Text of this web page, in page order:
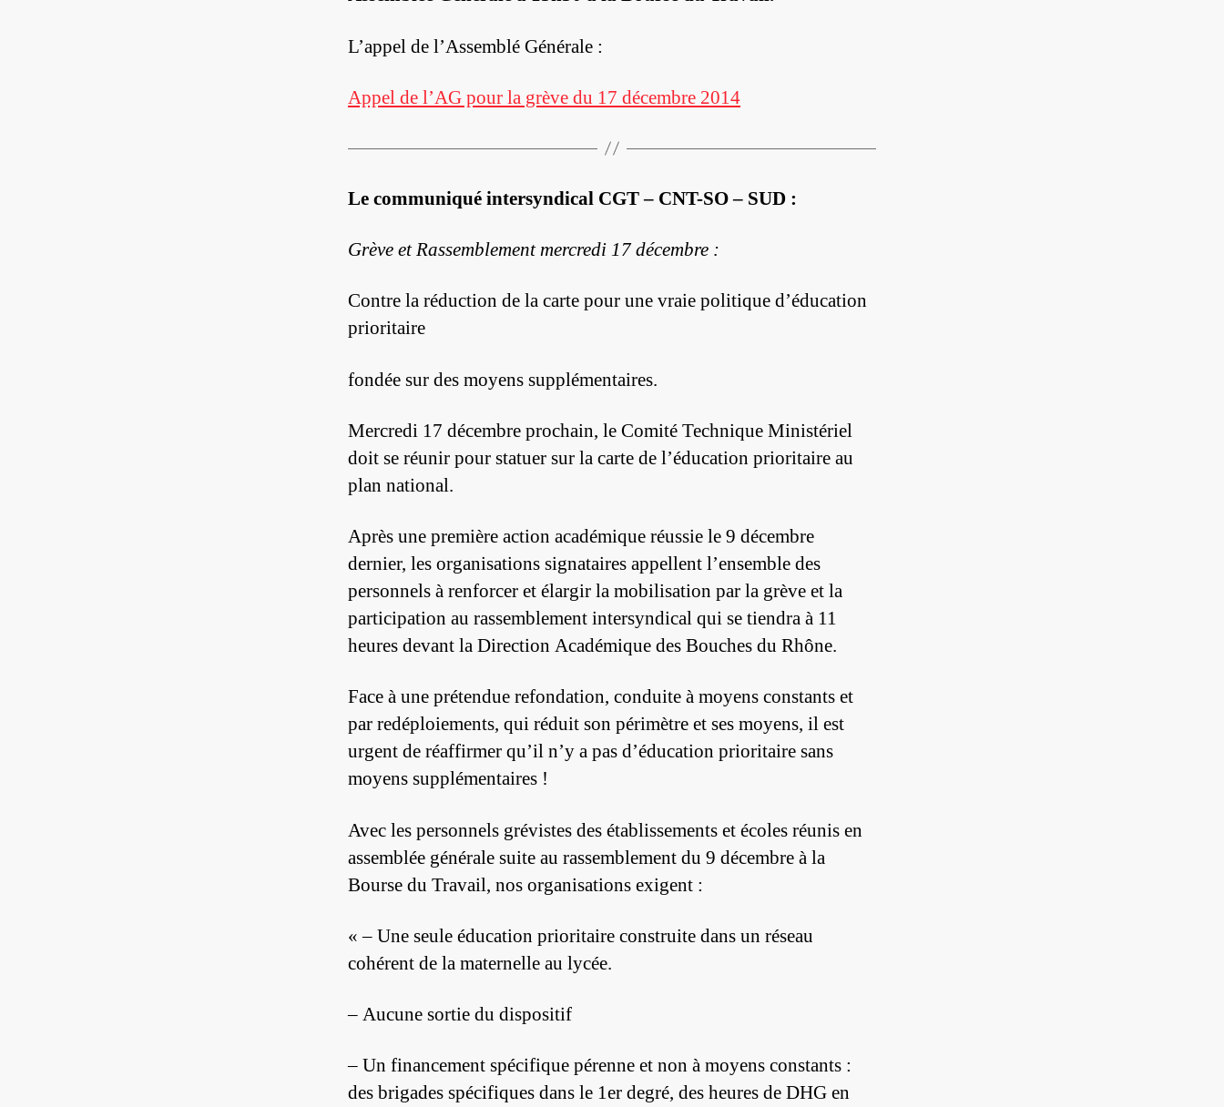
L’appel de l’Assemblé Générale :
Appel de l’AG pour la grève du 17 décembre 2014
Le communiqué intersyndical CGT – CNT-SO – SUD :
Grève et Rassemblement mercredi 17 décembre :
Contre la réduction de la carte pour une vraie politique d’éducation
prioritaire
fondée sur des moyens supplémentaires.
Mercredi 17 décembre prochain, le Comité Technique Ministériel
doit se réunir pour statuer sur la carte de l’éducation prioritaire au
plan national.
Après une première action académique réussie le 9 décembre
dernier, les organisations signataires appellent l’ensemble des
personnels à renforcer et élargir la mobilisation par la grève et la
participation au rassemblement intersyndical qui se tiendra à 11
heures devant la Direction Académique des Bouches du Rhône.
Face à une prétendue refondation, conduite à moyens constants et
par redéploiements, qui réduit son périmètre et ses moyens, il est
urgent de réaffirmer qu’il n’y a pas d’éducation prioritaire sans
moyens supplémentaires !
Avec les personnels grévistes des établissements et écoles réunis en
assemblée générale suite au rassemblement du 9 décembre à la
Bourse du Travail, nos organisations exigent :
« – Une seule éducation prioritaire construite dans un réseau
cohérent de la maternelle au lycée.
– Aucune sortie du dispositif
– Un financement spécifique pérenne et non à moyens constants :
des brigades spécifiques dans le 1er degré, des heures de DHG en